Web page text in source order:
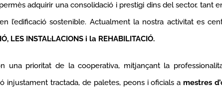
adquirir una consolidació i prestigi dins del sector, tant
l’edificació sostenible. Actualment la nostra activitat es
LES INSTAL·LACIONS i la REHABILITACIÓ.
una prioritat de la cooperativa, mitjançant la
injustament tractada, de paletes, peons i oficials a mestres